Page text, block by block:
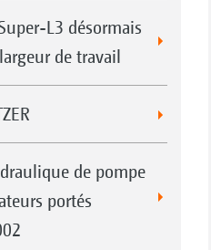
L3 désormais
de travail
de pompe
portés